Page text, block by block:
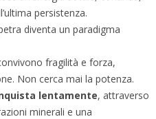
persistenza.
diventa un paradigma
fragilità e forza,
Non cerca mai la potenza.
lentamente, attraverso
minerali e una